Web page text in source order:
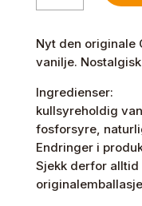
Vanilla
antall
Nyt den originale
vanilje.
Ingredienser:
kullsyreholdig
fosforsyre,
Endringer i
Sjekk derfor